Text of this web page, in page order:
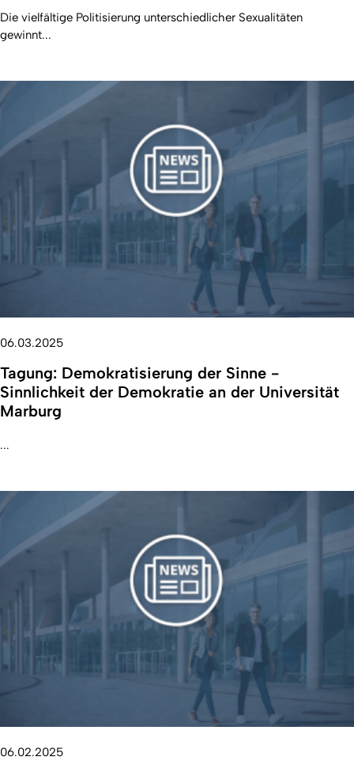
Die vielfältige Politisierung unterschiedlicher Sexualitäten
gewinnt...
06.03.2025
Tagung: Demokratisierung der Sinne -
Sinnlichkeit der Demokratie an der Universität
Marburg
...
06.02.2025